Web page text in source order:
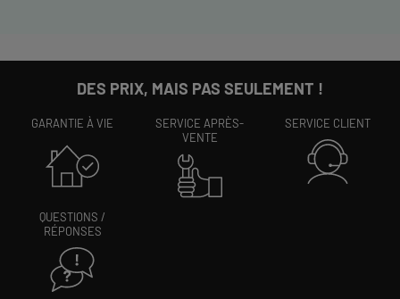
DES PRIX, MAIS PAS SEULEMENT !
GARANTIE À VIE
SERVICE APRÈS-
VENTE
SERVICE CLIENT
QUESTIONS /
RÉPONSES